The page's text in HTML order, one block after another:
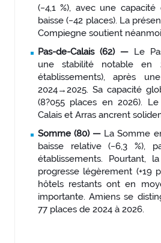
(−4,1 %), avec une
baisse (−42 places). La
Compiegne soutient
Pas-de-Calais (62) — Le
une stabilité notable en
établissements), après
2024→2025. Sa capacité
(8?055 places en 2026). Le
Calais et Arras ancrent
Somme (80) — La Somme
baisse relative (−6,3 %),
établissements. Pourtant,
progresse légèrement (+19
hôtels restants ont en
importante. Amiens se
77 places de 2024 à 2026.